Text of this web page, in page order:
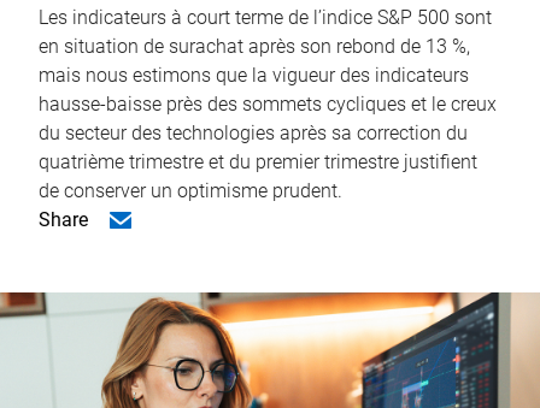
Les indicateurs à court terme de l’indice S&P 500 sont
en situation de surachat après son rebond de 13 %,
mais nous estimons que la vigueur des indicateurs
hausse-baisse près des sommets cycliques et le creux
du secteur des technologies après sa correction du
quatrième trimestre et du premier trimestre justifient
de conserver un optimisme prudent.
Share